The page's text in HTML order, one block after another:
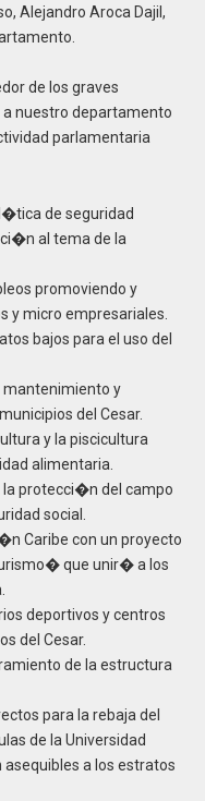
Alejandro Aroca Dajil,
de los graves
nuestro departamento
parlamentaria
de seguridad
al tema de la
promoviendo y
y micro empresariales.
bajos para el uso del
y
del Cesar.
y la piscicultura
alimentaria.
la protecci�n del campo
social.
Caribe con un proyecto
que unir� a los
deportivos y centros
del Cesar.
de la estructura
para la rebaja del
de la Universidad
asequibles a los estratos